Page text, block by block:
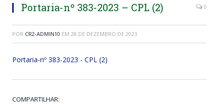
Portaria-nº 383-2023 – CPL (2) 0
POR CR2-ADMIN10 EM 28 DE DEZEMBRO DE 2023
Portaria-nº 383-2023 - CPL (2)
COMPARTILHAR: